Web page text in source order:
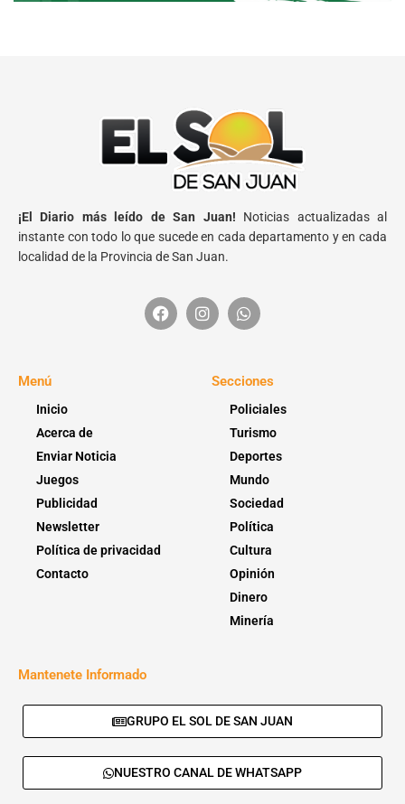
¡El Diario más leído de San Juan! Noticias actualizadas al
instante con todo lo que sucede en cada departamento y en cada
localidad de la Provincia de San Juan.
Menú
Inicio
Acerca de
Enviar Noticia
Juegos
Publicidad
Newsletter
Política de privacidad
Contacto
Secciones
Policiales
Turismo
Deportes
Mundo
Sociedad
Política
Cultura
Opinión
Dinero
Minería
Mantenete Informado
GRUPO EL SOL DE SAN JUAN
NUESTRO CANAL DE WHATSAPP